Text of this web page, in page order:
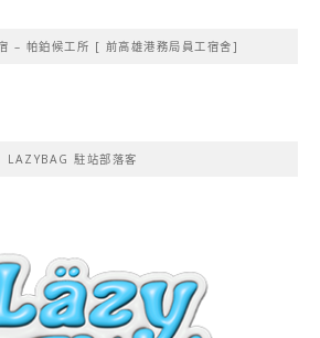
– 帕鉑候工所 [ 前高雄港務局員工宿舍]
LAZYBAG 駐站部落客